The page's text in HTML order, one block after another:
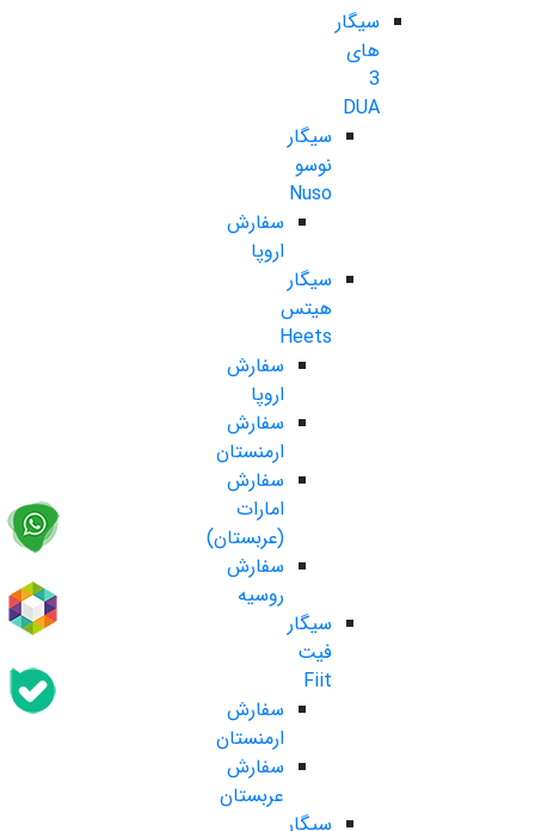
سیگار
های
3
DUA
سیگار
نوسو
Nuso
سفارش
اروپا
سیگار
هیتس
Heets
سفارش
اروپا
سفارش
ارمنستان
سفارش
امارات
(عربستان)
سفارش
روسیه
سیگار
فیت
Fiit
سفارش
ارمنستان
سفارش
عربستان
سیگار